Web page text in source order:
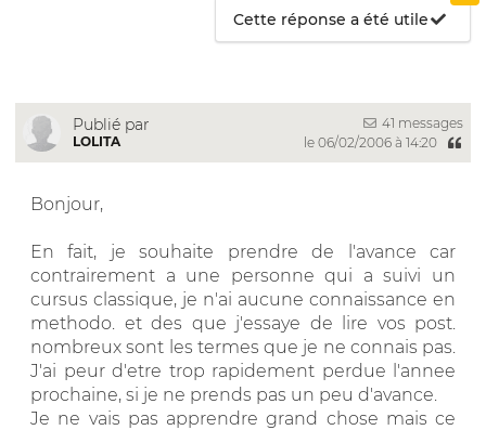
Cette réponse a été utile
Publié par
LOLITA
41 messages
le 06/02/2006 à 14:20
Bonjour,
En fait, je souhaite prendre de l'avance car
contrairement a une personne qui a suivi un
cursus classique, je n'ai aucune connaissance en
methodo. et des que j'essaye de lire vos post.
nombreux sont les termes que je ne connais pas.
J'ai peur d'etre trop rapidement perdue l'annee
prochaine, si je ne prends pas un peu d'avance.
Je ne vais pas apprendre grand chose mais ce